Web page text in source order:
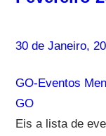
30 de Janeiro,
GO-Eventos
GO
Eis a lista de